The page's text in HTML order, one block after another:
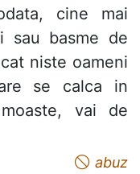
cine mai
sau basme de
niste oameni
se calca in
vai de
abuz